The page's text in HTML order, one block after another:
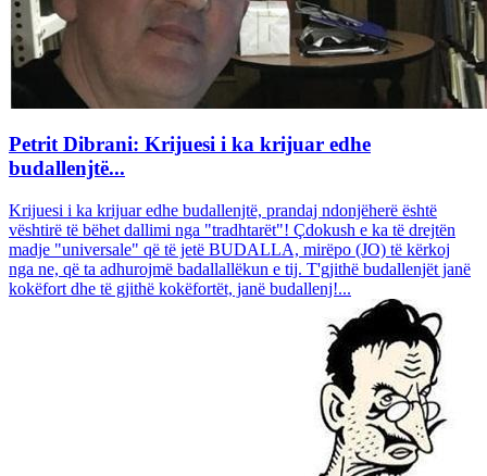
Petrit Dibrani: Krijuesi i ka krijuar edhe
budallenjtë...
Krijuesi i ka krijuar edhe budallenjtë, prandaj ndonjëherë është
vështirë të bëhet dallimi nga "tradhtarët"! Çdokush e ka të drejtën
madje "universale" që të jetë BUDALLA, mirëpo (JO) të kërkoj
nga ne, që ta adhurojmë badallallëkun e tij. T'gjithë budallenjët janë
kokëfort dhe të gjithë kokëfortët, janë budallenj!...